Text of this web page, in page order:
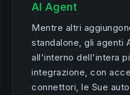
AI Agent
Mentre altri
standalone, gli agenti
all'interno dell'intera
integrazione, con
connettori, le Sue